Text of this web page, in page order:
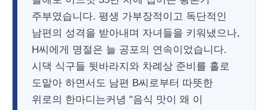
주부였습니다. 평생 가부장적이고 독단적인
남편의 성격을 받아내며 자녀들을 키워냈으나,
H씨에게 명절은 늘 공포의 연속이었습니다.
시댁 식구들 뒷바라지와 차례상 준비를 홀로
도맡아 하면서도 남편 B씨로부터 따뜻한
위로의 한마디는커녕 "음식 맛이 왜 이